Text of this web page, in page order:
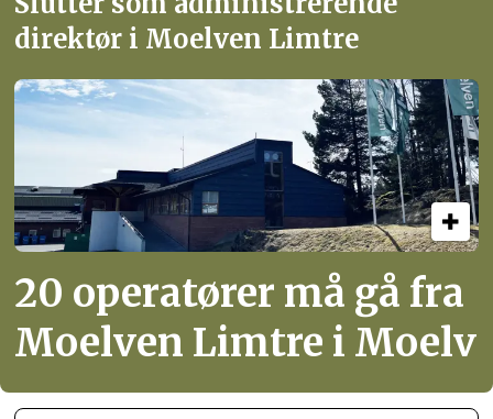
direktør i Moelven Limtre
20 operatører må gå fra
Moelven Limtre i Moelv